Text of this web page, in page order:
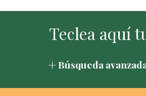
Búsqueda